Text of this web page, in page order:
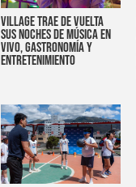
Village trae de vuelta
sus noches de música en
vivo, gastronomía y
entretenimiento